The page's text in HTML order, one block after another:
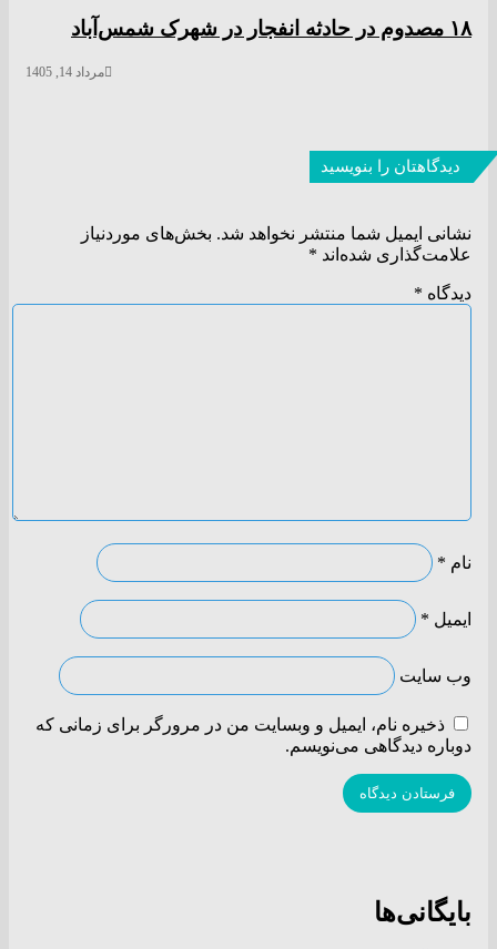
۱۸ مصدوم در حادثه انفجار در شهرک شمس‌آباد
مرداد 14, 1405
دیدگاهتان را بنویسید
نشانی ایمیل شما منتشر نخواهد شد. بخش‌های موردنیاز
علامت‌گذاری شده‌اند *
دیدگاه *
نام *
ایمیل *
وب‌ سایت
ذخیره نام، ایمیل و وبسایت من در مرورگر برای زمانی که
دوباره دیدگاهی می‌نویسم.
بایگانی‌ها